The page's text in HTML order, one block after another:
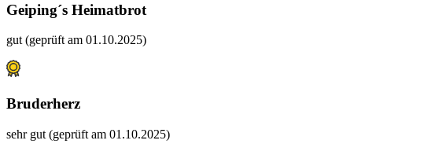
Geiping´s Heimatbrot
gut (geprüft am 01.10.2025)
Bruderherz
sehr gut (geprüft am 01.10.2025)